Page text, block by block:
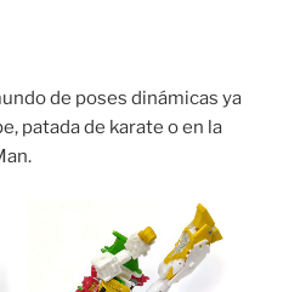
de poses dinámicas ya
patada de karate o en la